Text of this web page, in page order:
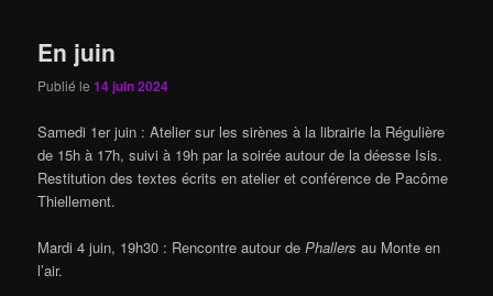
En juin
Publié le14 juin 2024
Samedi 1er juin : Atelier sur les sirènes à la librairie la Régulière
de 15h à 17h, suivi à 19h par la soirée autour de la déesse Isis.
Restitution des textes écrits en atelier et conférence de Pacôme
Thiellement.
Mardi 4 juin, 19h30 : Rencontre autour dePhallers au Monte en
l’air.